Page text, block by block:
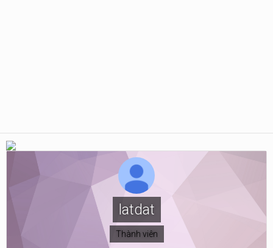
latdat
Thành viên